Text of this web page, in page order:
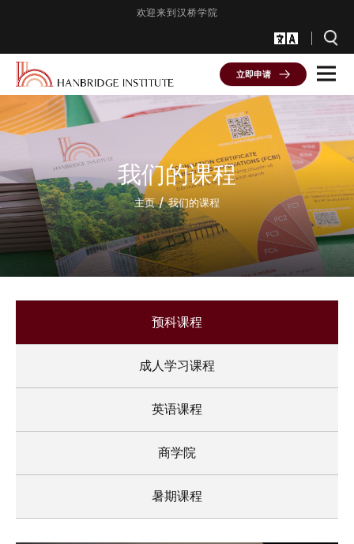
欢迎来到汉桥学院
立即申请
我们的课程
主页 我们的课程
预科课程
成人学习课程
英语课程
商学院
暑期课程